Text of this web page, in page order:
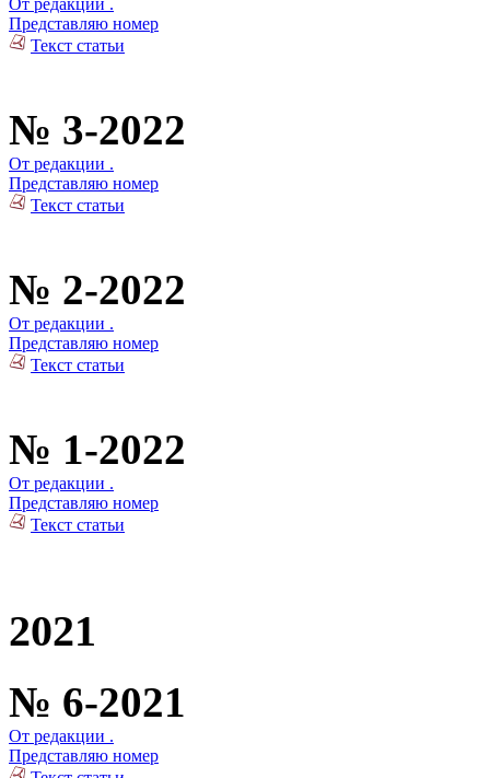
От редакции .
Представляю номер
Текст статьи
№ 3-2022
От редакции .
Представляю номер
Текст статьи
№ 2-2022
От редакции .
Представляю номер
Текст статьи
№ 1-2022
От редакции .
Представляю номер
Текст статьи
2021
№ 6-2021
От редакции .
Представляю номер